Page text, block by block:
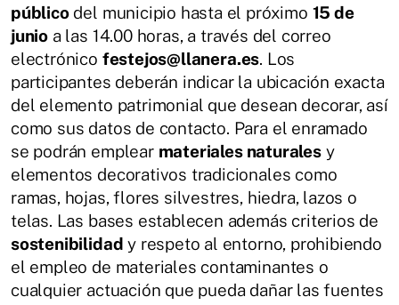
públicodel municipio hasta el próximo 15 de
junio a las 14.00 horas, a través del correo
electrónico festejos@llanera.es. Los
participantes deberán indicar la ubicación exacta
del elemento patrimonial que desean decorar, así
como sus datos de contacto. Para el enramado
se podrán emplear materiales naturalesy
elementos decorativos tradicionales como
ramas, hojas, flores silvestres, hiedra, lazos o
telas. Las bases establecen además criterios de
sostenibilidad y respeto al entorno, prohibiendo
el empleo de materiales contaminantes o
cualquier actuación que pueda dañar las fuentes